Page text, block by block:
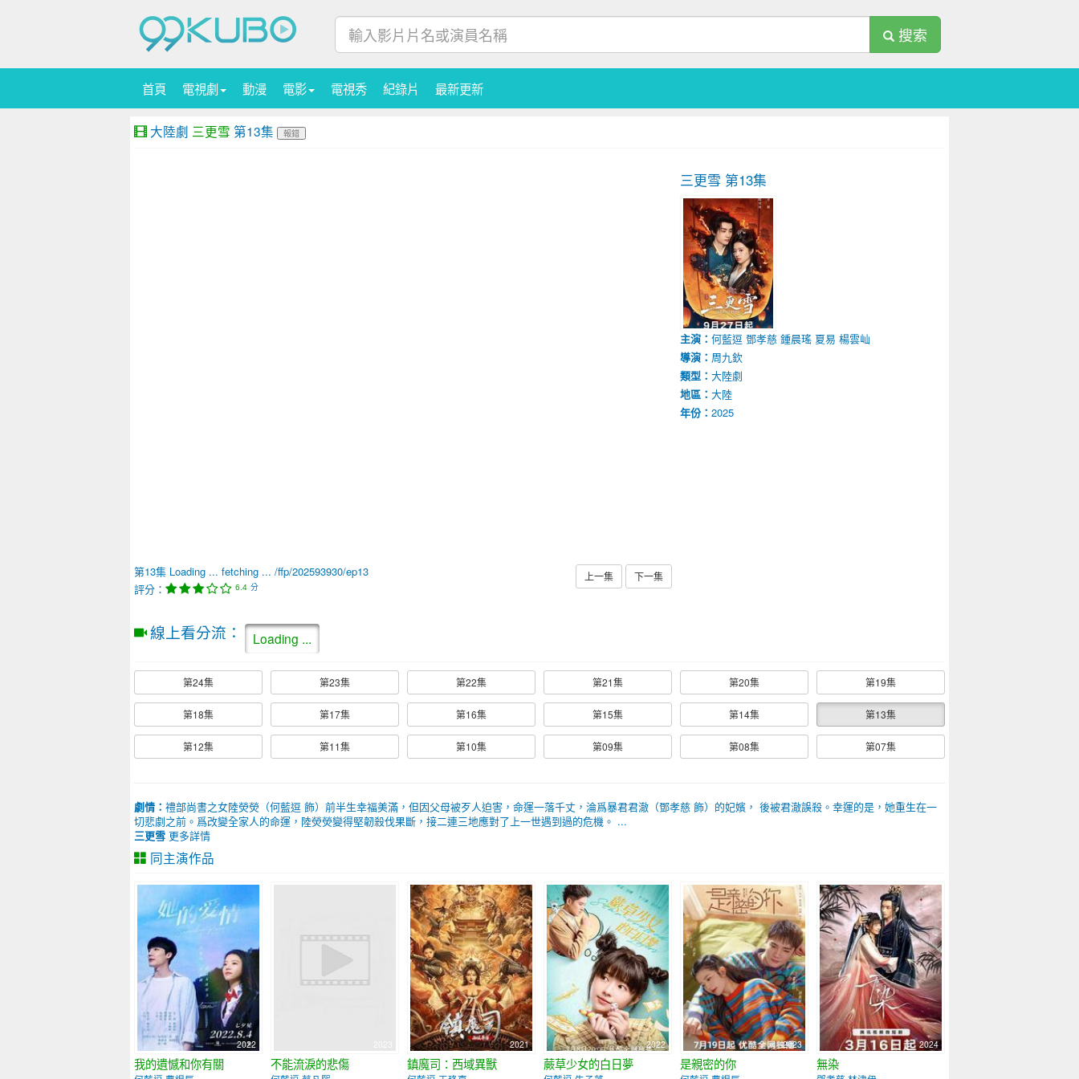
搜索
首頁 電視劇 動漫 電影 電視秀 紀錄片 最新更新
大陸劇 三更雪 第13集 報錯
第13集 IK雲 Playing ...
評分：
6.4 分
上一集 下一集
三更雪 第13集
主演： 何藍逗 鄧孝慈 鍾晨瑤 夏易 楊雲屾
導演： 周九欽
類型： 大陸劇
地區： 大陸
年份： 2025
線上看分流： IK雲 LZ雲
第24集 第23集 第22集 第21集 第20集 第19集
第18集 第17集 第16集 第15集 第14集 第13集
第12集 第11集 第10集 第09集 第08集 第07集
劇情： 禮部尚書之女陸熒熒（何藍逗 飾）前半生幸福美滿，但因父母被歹人迫害，命運一落千丈，淪爲暴君君澈（鄧孝慈 飾）的妃嬪， 後被君澈誤殺。幸運的是，她重生在一
切悲劇之前。爲改變全家人的命運，陸熒熒變得堅韌殺伐果斷，接二連三地應對了上一世遇到過的危機。 ...
三更雪 更多詳情
同主演作品
2022
我的遺憾和你有關 不能流淚的悲傷
2021
鎮魔司：西域異獸
2022
蕨草少女的白日夢
2023
是親密的你
2024
無染